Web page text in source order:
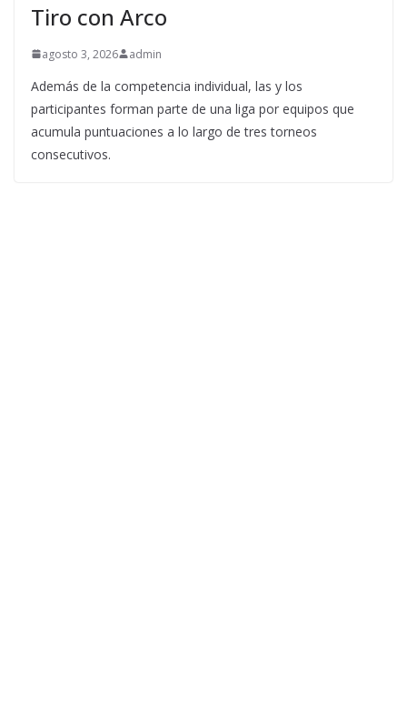
Tiro con Arco
agosto 3, 2026 admin
Además de la competencia individual, las y los
participantes forman parte de una liga por equipos que
acumula puntuaciones a lo largo de tres torneos
consecutivos.